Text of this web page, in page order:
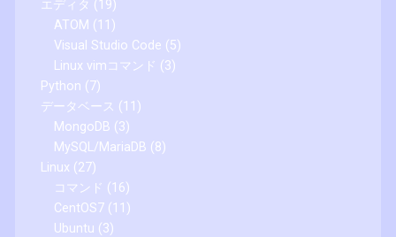
エディタ (19)
ATOM (11)
Visual Studio Code (5)
Linux vimコマンド (3)
Python (7)
データベース (11)
MongoDB (3)
MySQL/MariaDB (8)
Linux (27)
コマンド (16)
CentOS7(11)
Ubuntu (3)